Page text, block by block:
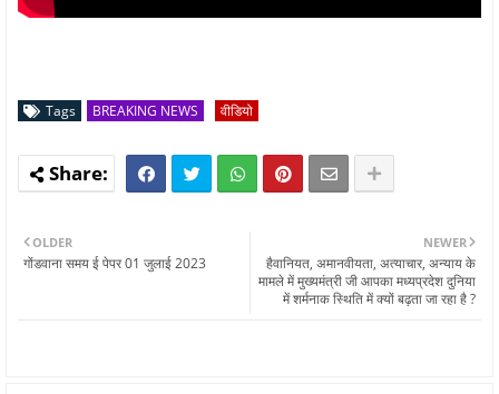
Tags BREAKING NEWS वीडियो
NEWER
हैवानियत, अमानवीयता, अत्याचार, अन्याय के
मामले में मुख्यमंत्री जी आपका मध्यप्रदेश दुनिया
में शर्मनाक स्थिति में क्यों बढ़ता जा रहा है ?
OLDER
गोंडवाना समय ई पेपर 01 जुलाई 2023